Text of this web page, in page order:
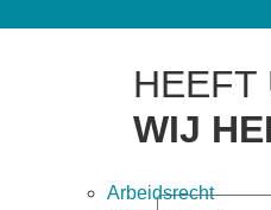
Arbeidsrecht
HEEFT
WIJ